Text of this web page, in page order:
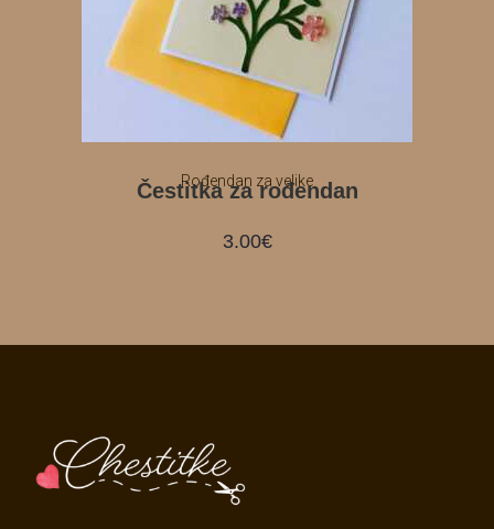
Rođendan za velike
Čestitka za rođendan
3.00€